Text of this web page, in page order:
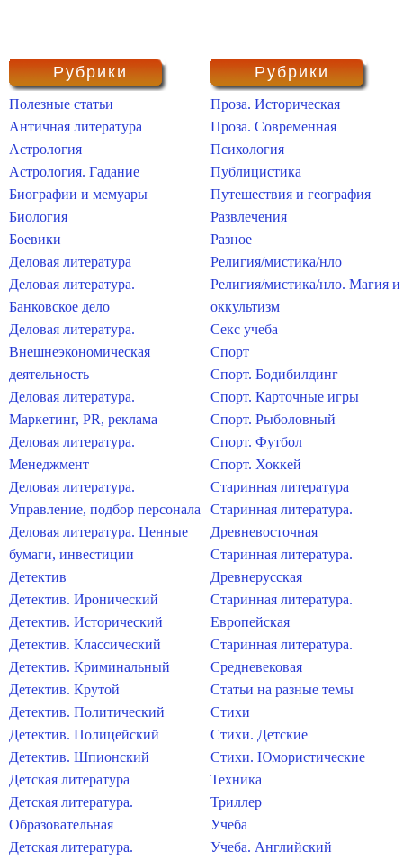
Рубрики
Полезные статьи
Античная литература
Астрология
Астрология. Гадание
Биографии и мемуары
Биология
Боевики
Деловая литература
Деловая литература.
Банковское дело
Деловая литература.
Внешнеэкономическая
деятельность
Деловая литература.
Маркетинг, PR, реклама
Деловая литература.
Менеджмент
Деловая литература.
Управление, подбор персонала
Деловая литература. Ценные
бумаги, инвестиции
Детектив
Детектив. Иронический
Детектив. Исторический
Детектив. Классический
Детектив. Криминальный
Детектив. Крутой
Детектив. Политический
Детектив. Полицейский
Детектив. Шпионский
Детская литература
Детская литература.
Образовательная
Детская литература.
Рубрики
Проза. Историческая
Проза. Современная
Психология
Публицистика
Путешествия и география
Развлечения
Разное
Религия/мистика/нло
Религия/мистика/нло. Магия и
оккультизм
Секс учеба
Спорт
Спорт. Бодибилдинг
Спорт. Карточные игры
Спорт. Рыболовный
Спорт. Футбол
Спорт. Хоккей
Старинная литература
Старинная литература.
Древневосточная
Старинная литература.
Древнерусская
Старинная литература.
Европейская
Старинная литература.
Средневековая
Статьи на разные темы
Стихи
Стихи. Детские
Стихи. Юмористические
Техника
Триллер
Учеба
Учеба. Английский